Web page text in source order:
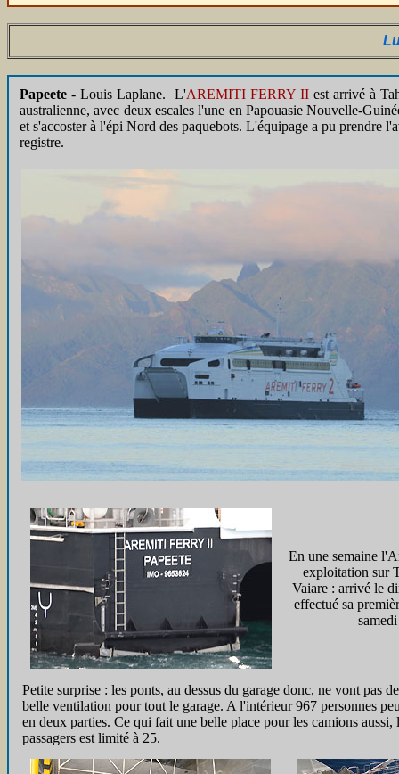
Papeete - Louis Laplane. L'AREMITI FERRY IIest arrivé à
australienne, avec deux escales l'une en Papouasie Nouvelle-
et s'accoster à l'épi Nord des paquebots. L'équipage a pu prendre
registre.
En une semaine
exploitation sur
Vaiare : arrivé le
effectué sa
Petite surprise : les ponts, au dessus du garage donc, ne vont pas
belle ventilation pour tout le garage. A l'intérieur 967 personnes
en deux parties. Ce qui fait une belle place pour les camions
passagers est limité à 25.